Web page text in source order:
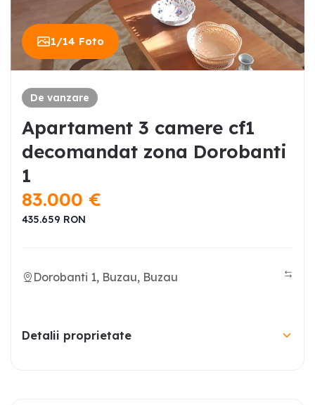
1/14 Foto
De vanzare
Apartament 3 camere cf1
decomandat zona Dorobanti
1
83.000 €
435.659 RON
Dorobanti 1, Buzau, Buzau
Detalii proprietate